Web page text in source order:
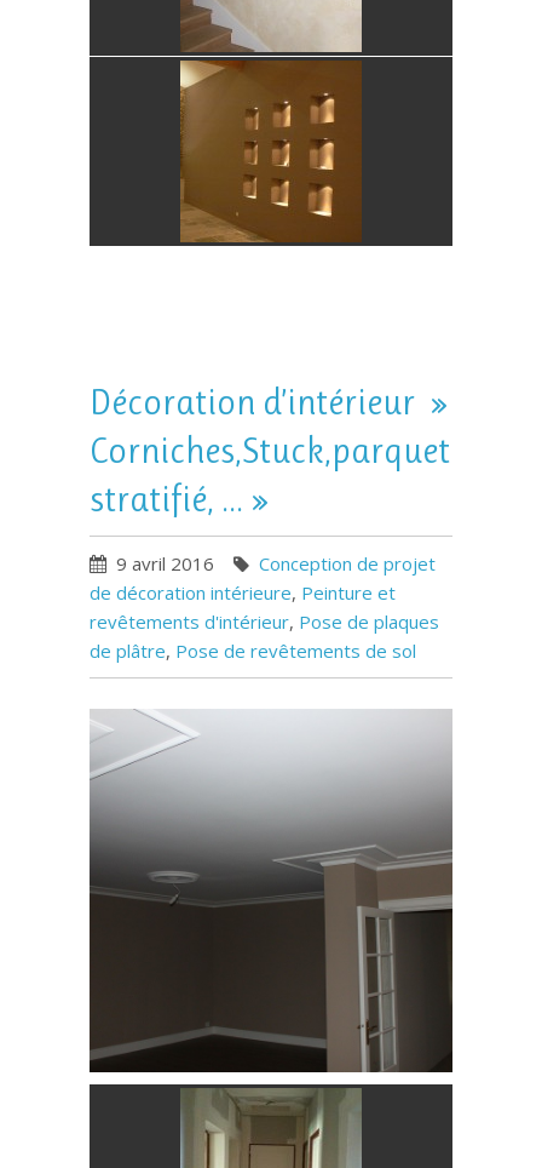
Décoration d’intérieur »
Corniches,Stuck,parquet
stratifié, … »
9 avril 2016
Conception de projet
de décoration intérieure, Peinture et
revêtements d'intérieur, Pose de plaques
de plâtre, Pose de revêtements de sol